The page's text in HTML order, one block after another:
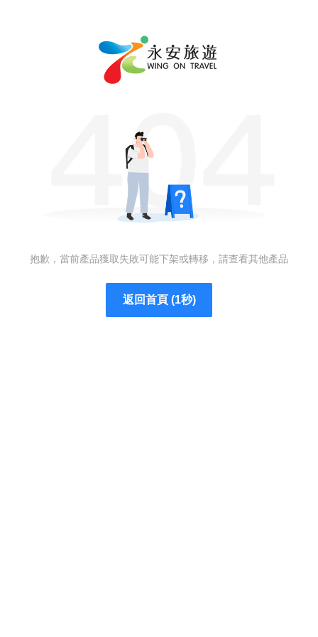
抱歉，當前產品獲取失敗可能下架或轉移，請查看其他產品
返回首頁 (1秒)